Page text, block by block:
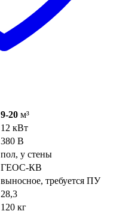
9-20 м³
12 кВт
380 В
пол, у стены
ГЕОС-КВ
выносное, требуется ПУ
28,3
120 кг